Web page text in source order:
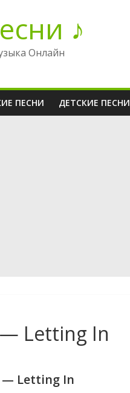
♪
Онлайн
ПЕСНИ ДЕТСКИЕ ПЕСНИ
Letting In
— Letting In